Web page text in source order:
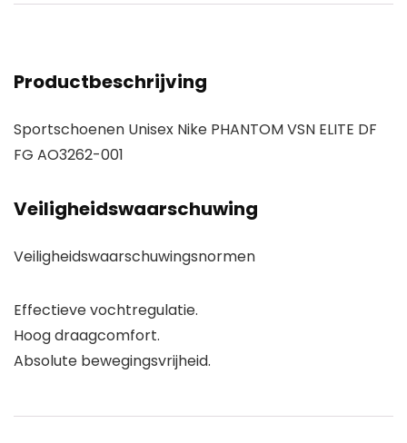
Productbeschrijving
Sportschoenen Unisex Nike PHANTOM VSN ELITE DF
FG AO3262-001
Veiligheidswaarschuwing
Veiligheidswaarschuwingsnormen
Effectieve vochtregulatie.
Hoog draagcomfort.
Absolute bewegingsvrijheid.